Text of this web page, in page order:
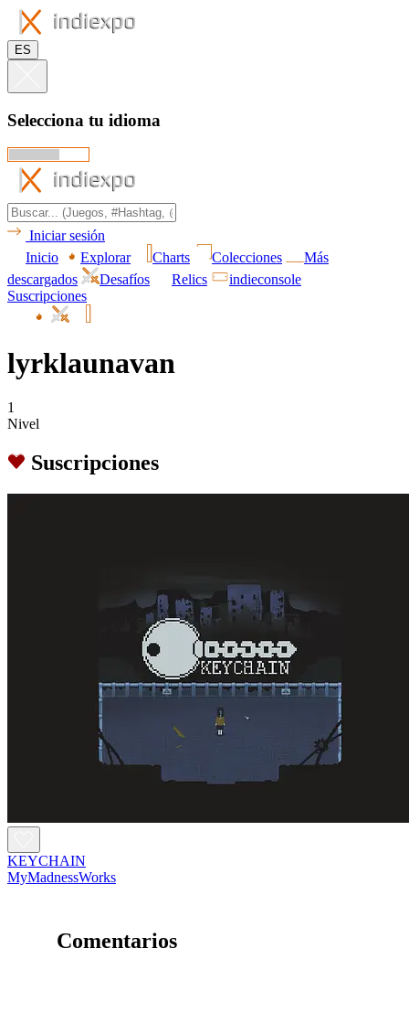
ES
Selecciona tu idioma
Iniciar sesión
Inicio
Explorar Charts Colecciones
Más
descargados
Desafíos Relics
indieconsole
Suscripciones
lyrklaunavan
1
Nivel
Suscripciones
KEYCHAIN
MyMadnessWorks
Comentarios